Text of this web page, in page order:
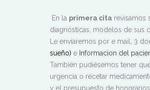
En la primera cita revisamos
diagnósticas, modelos de sus
Le enviaremos por e mail, 3
sueño) e Informacion del
También pudiésemos tener
urgencia o recetar
y el presupuesto de